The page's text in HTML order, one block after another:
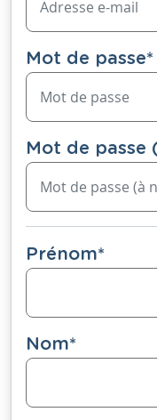
Mot de passe*
Mot de passe
Prénom*
Nom*